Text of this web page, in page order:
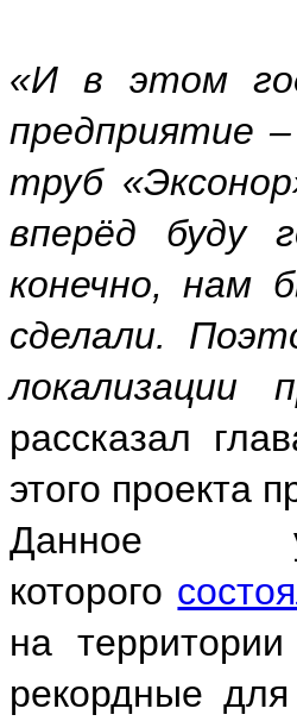
«И в этом
предприятие
труб
вперёд буду
конечно, нам
сделали.
локализации
рассказал
этого проекта
Данное
которого
на
рекордные